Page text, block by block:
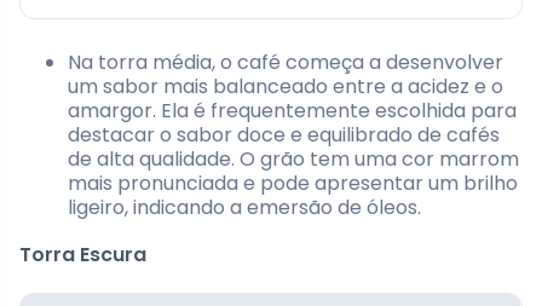
Na torra média, o café começa a desenvolver
um sabor mais balanceado entre a acidez e o
amargor. Ela é frequentemente escolhida para
destacar o sabor doce e equilibrado de cafés
de alta qualidade. O grão tem uma cor marrom
mais pronunciada e pode apresentar um brilho
ligeiro, indicando a emersão de óleos.
Torra Escura